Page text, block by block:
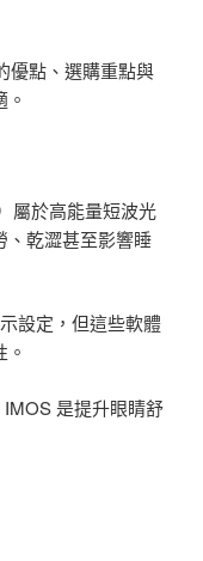
優點、選購重點與
屬於高能量短波光
、乾澀甚至影響睡
設定，但這些軟體
是提升眼睛舒